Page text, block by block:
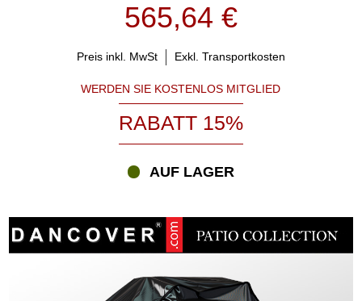
565,64 €
Preis inkl. MwSt Exkl. Transportkosten
WERDEN SIE KOSTENLOS MITGLIED
RABATT 15%
AUF LAGER